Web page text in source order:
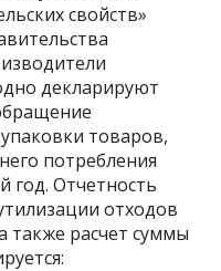
свойств»
декларируют
товаров,
потребления
год. Отчетность
отходов
также расчет суммы